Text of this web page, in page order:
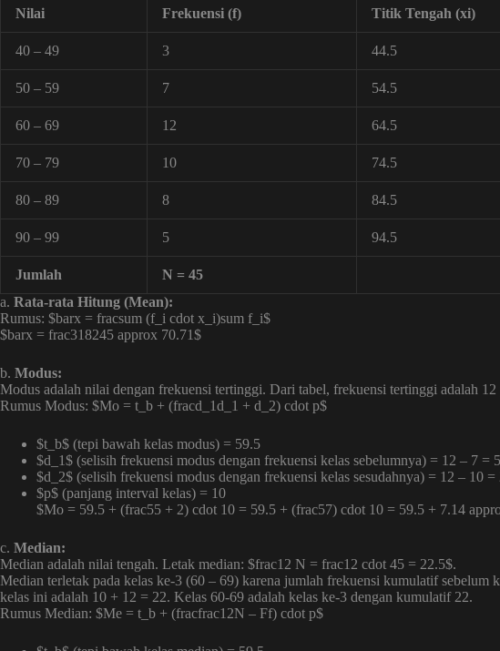
Nilai Frekuensi (f) Titik Tengah (xi)
40 – 49 3 44.5
50 – 59 7 54.5
60 – 69 12 64.5
70 – 79 10 74.5
80 – 89 8 84.5
90 – 99 5 94.5
Jumlah N = 45
a. Rata-rata Hitung (Mean):
Rumus: $barx = fracsum (f_i cdot x_i)sum f_i$
$barx = frac318245 approx 70.71$
b. Modus:
Modus adalah nilai dengan frekuensi tertinggi. Dari tabel, frekuensi tertinggi adalah 12
Rumus Modus: $Mo = t_b + (fracd_1d_1 + d_2) cdot p$
$t_b$ (tepi bawah kelas modus) = 59.5
$d_1$ (selisih frekuensi modus dengan frekuensi kelas sebelumnya) = 12 – 7 = 5
$d_2$ (selisih frekuensi modus dengan frekuensi kelas sesudahnya) = 12 – 10 =
$p$ (panjang interval kelas) = 10
$Mo = 59.5 + (frac55 + 2) cdot 10 = 59.5 + (frac57) cdot 10 = 59.5 + 7.14
c. Median:
Median adalah nilai tengah. Letak median: $frac12 N = frac12 cdot 45 = 22.5$.
Median terletak pada kelas ke-3 (60 – 69) karena jumlah frekuensi kumulatif sebelum
kelas ini adalah 10 + 12 = 22. Kelas 60-69 adalah kelas ke-3 dengan kumulatif 22.
Rumus Median: $Me = t_b + (fracfrac12N – Ff) cdot p$